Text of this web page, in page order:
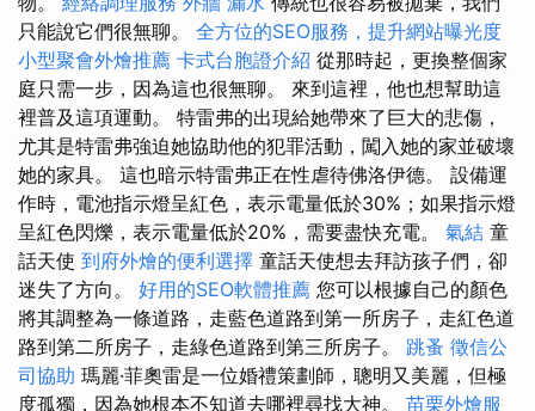
只能說它們很無聊。 全方位的SEO服務，提升網站曝光度
小型聚會外燴推薦 卡式台胞證介紹 從那時起，更換整個家
庭只需一步，因為這也很無聊。 來到這裡，他也想幫助這
裡普及這項運動。 特雷弗的出現給她帶來了巨大的悲傷，
尤其是特雷弗強迫她協助他的犯罪活動，闖入她的家並破壞
她的家具。 這也暗示特雷弗正在性虐待佛洛伊德。 設備運
作時，電池指示燈呈紅色，表示電量低於30%；如果指示燈
呈紅色閃爍，表示電量低於20%，需要盡快充電。 氣結 童
話天使 到府外燴的便利選擇 童話天使想去拜訪孩子們，卻
迷失了方向。 好用的SEO軟體推薦 您可以根據自己的顏色
將其調整為一條道路，走藍色道路到第一所房子，走紅色道
路到第二所房子，走綠色道路到第三所房子。 跳蚤 徵信公
司協助 瑪麗·菲奧雷是一位婚禮策劃師，聰明又美麗，但極
度孤獨，因為她根本不知道去哪裡尋找大神。 苗栗外燴服